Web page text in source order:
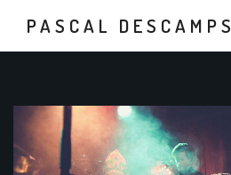
PASCAL DESCAMPS